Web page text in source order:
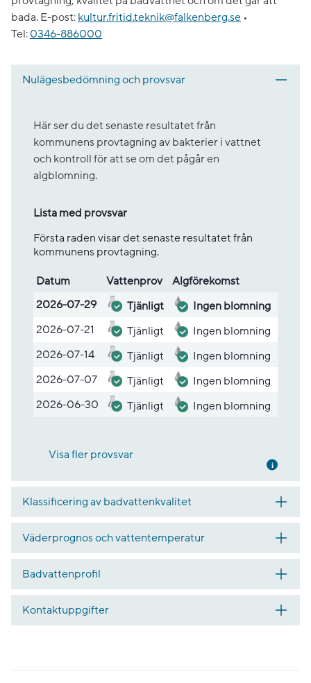
bada. E-post: kultur.fritid.teknik@falkenberg.se •
Tel: 0346-886000
Nulägesbedömning och provsvar
Här ser du det senaste resultatet från
kommunens provtagning av bakterier i vattnet
och kontroll för att se om det pågår en
algblomning.
Lista med provsvar
Första raden visar det senaste resultatet från
kommunens provtagning.
Lista med provsvar
Datum Vatten­prov
Alg­före­komst
2026-07-29
Tjänligt
Ingen blomning
2026-07-21
Tjänligt
Ingen blomning
2026-07-14
Tjänligt
Ingen blomning
2026-07-07
Tjänligt
Ingen blomning
2026-06-30
Tjänligt Ingen blomning
Visa fler provsvar Mer
Klassificering av badvattenkvalitet
Väderprognos och vattentemperatur
Badvattenprofil
Kontaktuppgifter